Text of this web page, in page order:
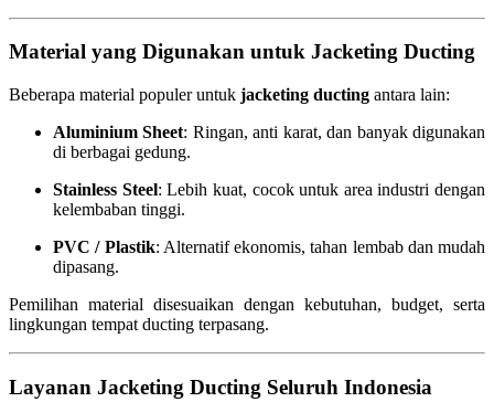
Material yang Digunakan untuk Jacketing Ducting
Beberapa material populer untuk jacketing ducting antara lain:
Aluminium Sheet: Ringan, anti karat, dan banyak digunakan
di berbagai gedung.
Stainless Steel: Lebih kuat, cocok untuk area industri dengan
kelembaban tinggi.
PVC / Plastik: Alternatif ekonomis, tahan lembab dan mudah
dipasang.
Pemilihan material disesuaikan dengan kebutuhan, budget, serta
lingkungan tempat ducting terpasang.
Layanan Jacketing Ducting Seluruh Indonesia